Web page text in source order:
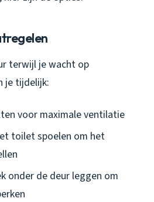
terwijl je wacht op
je tijdelijk:
voor maximale ventilatie
toilet spoelen om het
onder de deur leggen om